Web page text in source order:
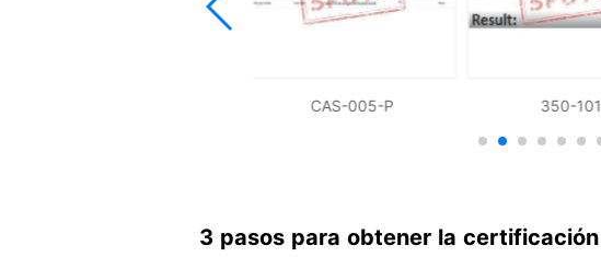
CAS-005-P 350-101
3 pasos para obtener la certificación